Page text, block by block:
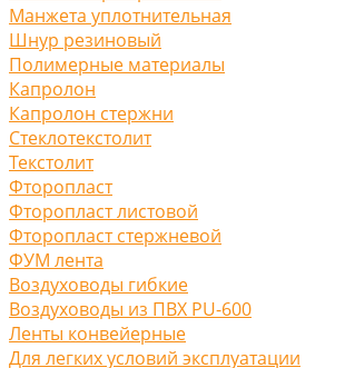
Манжета уплотнительная
Шнур резиновый
Полимерные материалы
Капролон
Капролон стержни
Стеклотекстолит
Текстолит
Фторопласт
Фторопласт листовой
Фторопласт стержневой
ФУМ лента
Воздуховоды гибкие
Воздуховоды из ПВХ PU-600
Ленты конвейерные
Для легких условий эксплуатации